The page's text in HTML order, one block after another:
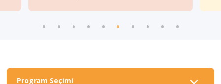
Program Seçimi